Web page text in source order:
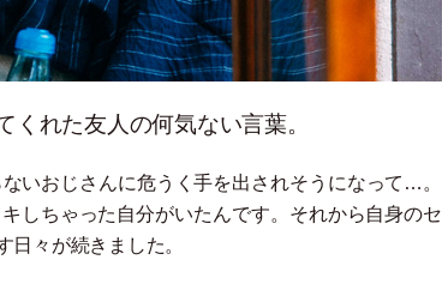
れた友人の何気ない言葉。
いおじさんに危うく手を出されそうになって…。
しちゃった自分がいたんです。それから自身のセ
々が続きました。